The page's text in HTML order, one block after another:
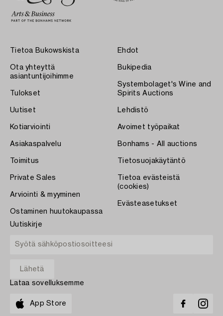
Tietoa Bukowskista
Ota yhteyttä
asiantuntijoihimme
Tulokset
Uutiset
Kotiarviointi
Asiakaspalvelu
Toimitus
Private Sales
Arviointi & myyminen
Ostaminen huutokaupassa
Ehdot
Bukipedia
Systembolaget's Wine and
Spirits Auctions
Lehdistö
Avoimet työpaikat
Bonhams - All auctions
Tietosuojakäytäntö
Tietoa evästeistä
(cookies)
Evästeasetukset
Uutiskirje
Lataa sovelluksemme
App Store